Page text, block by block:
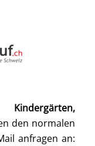
den normalen
anfragen an: